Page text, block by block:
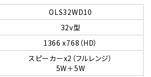
OLS32WD10
32v型
1366 x768（HD）
スピーカーx2（フルレンジ）
5W＋5W